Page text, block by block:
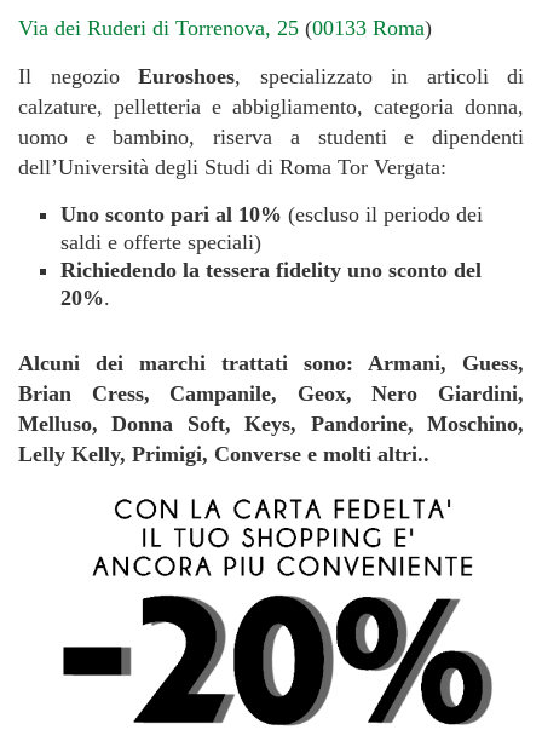
Via dei Ruderi di Torrenova, 25 (00133 Roma)
Il negozio Euroshoes, specializzato in articoli di
calzature, pelletteria e abbigliamento, categoria donna,
uomo e bambino, riserva a studenti e dipendenti
dell’Università degli Studi di Roma Tor Vergata:
Uno sconto pari al 10% (escluso il periodo dei
saldi e offerte speciali)
Richiedendo la tessera fidelity uno sconto del
20%.
Alcuni dei marchi trattati sono: Armani, Guess,
Brian Cress, Campanile, Geox, Nero Giardini,
Melluso, Donna Soft, Keys, Pandorine, Moschino,
Lelly Kelly, Primigi, Converse e molti altri..